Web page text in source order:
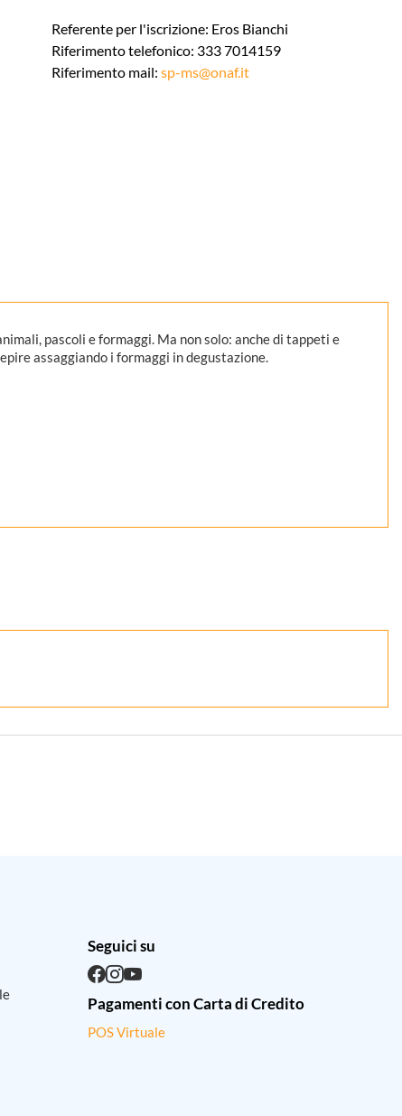
Referente per l'iscrizione: Eros Bianchi
Riferimento telefonico: 333 7014159
Riferimento mail: sp-ms@onaf.it
pascoli e formaggi. Ma non solo: anche di tappeti e
assaggiando i formaggi in degustazione.
Seguici su
Pagamenti con Carta di Credito
POS Virtuale